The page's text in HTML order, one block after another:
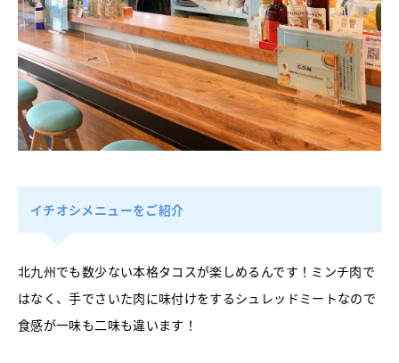
イチオシメニューをご紹介
北九州でも数少ない本格タコスが楽しめるんです！ミンチ肉で
はなく、手でさいた肉に味付けをするシュレッドミートなので
食感が一味も二味も違います！